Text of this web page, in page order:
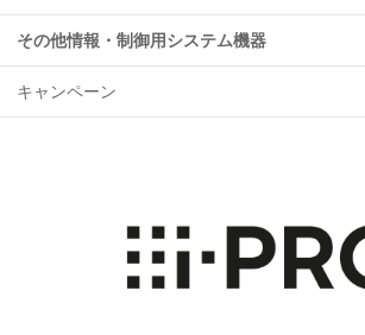
その他情報・制御用システム機器
キャンペーン